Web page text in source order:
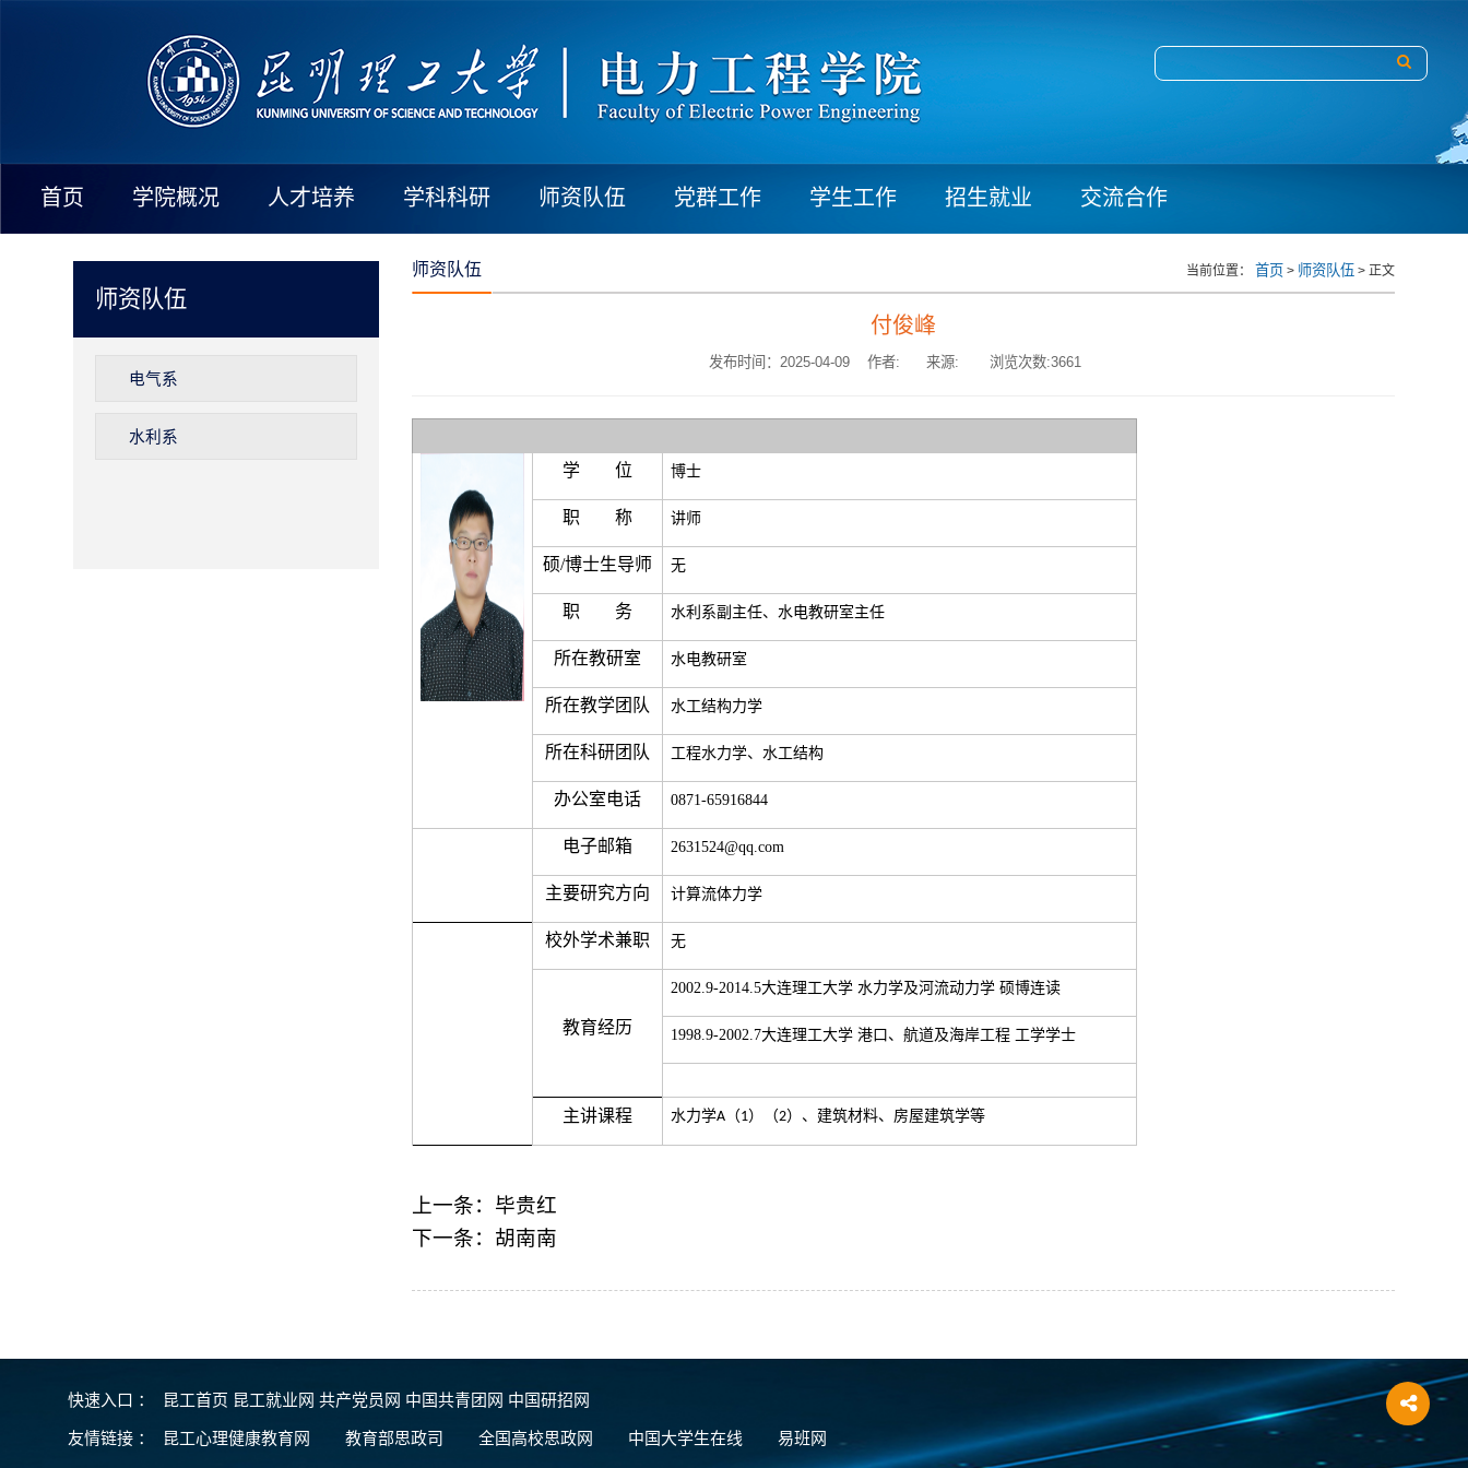
首页 学院概况 人才培养 学科科研 师资队伍 党群工作 学生工作 招生就业 交流合作
师资队伍
电气系
水利系
师资队伍 当前位置： 首页 > 师资队伍 > 正文
付俊峰
发布时间：2025-04-09 作者: 来源: 浏览次数:3661
学 位 博士
职 称 讲师
硕/博士生导师 无
职 务 水利系副主任、水电教研室主任
所在教研室 水电教研室
所在教学团队 水工结构力学
所在科研团队 工程水力学、水工结构
办公室电话 0871-65916844
电子邮箱 2631524@qq.com
主要研究方向 计算流体力学
校外学术兼职 无
教育经历
2002.9-2014.5大连理工大学 水力学及河流动力学 硕博连读
1998.9-2002.7大连理工大学 港口、航道及海岸工程 工学学士
主讲课程 水力学A （1）（2）、建筑材料、房屋建筑学等
上一条： 毕贵红
下一条： 胡南南
快速入口 ： 昆工首页 昆工就业网 共产党员网 中国共青团网 中国研招网
友情链接 ： 昆工心理健康教育网 教育部思政司 全国高校思政网 中国大学生在线 易班网